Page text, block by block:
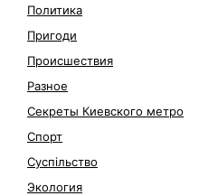
Политика
Пригоди
Происшествия
Разное
Секреты Киевского метро
Спорт
Суспільство
Экология